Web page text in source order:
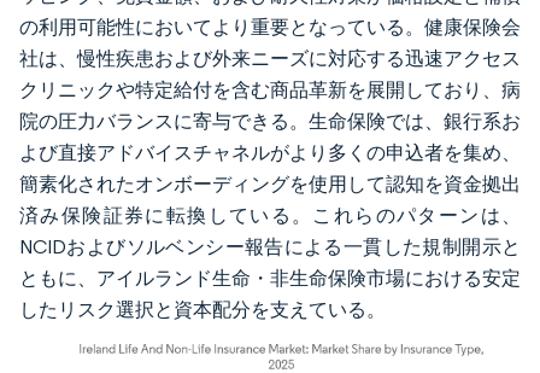
の利用可能性においてより重要となっている。健康保険会
社は、慢性疾患および外来ニーズに対応する迅速アクセス
クリニックや特定給付を含む商品革新を展開しており、病
院の圧力バランスに寄与できる。生命保険では、銀行系お
よび直接アドバイスチャネルがより多くの申込者を集め、
簡素化されたオンボーディングを使用して認知を資金拠出
済み保険証券に転換している。これらのパターンは、
NCIDおよびソルベンシー報告による一貫した規制開示と
ともに、アイルランド生命・非生命保険市場における安定
したリスク選択と資本配分を支えている。